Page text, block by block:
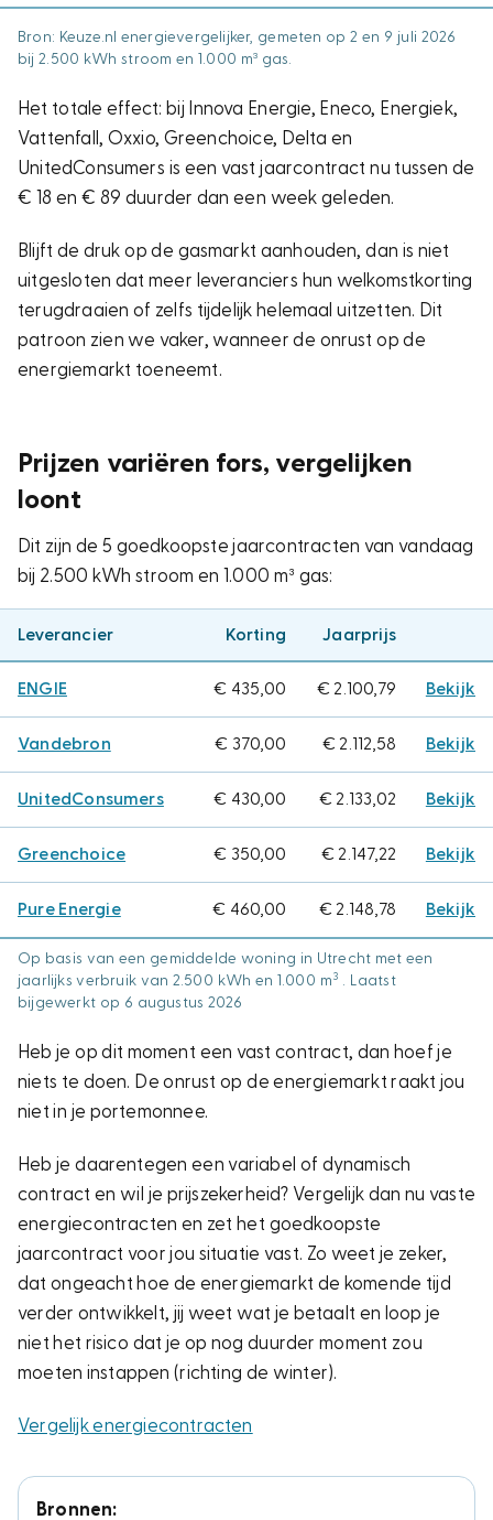
Bron: Keuze.nl energievergelijker, gemeten op 2 en 9 juli 2026
bij 2.500 kWh stroom en 1.000 m³ gas.
Het totale effect: bij Innova Energie, Eneco, Energiek,
Vattenfall, Oxxio, Greenchoice, Delta en
UnitedConsumers is een vast jaarcontract nu tussen de
€ 18 en € 89 duurder dan een week geleden.
Blijft de druk op de gasmarkt aanhouden, dan is niet
uitgesloten dat meer leveranciers hun welkomstkorting
terugdraaien of zelfs tijdelijk helemaal uitzetten. Dit
patroon zien we vaker, wanneer de onrust op de
energiemarkt toeneemt.
Prijzen variëren fors, vergelijken
loont
Dit zijn de 5 goedkoopste jaarcontracten van vandaag
bij 2.500 kWh stroom en 1.000 m³ gas:
Leverancier Korting Jaarprijs
ENGIE € 435,00 € 2.100,79 Bekijk
Vandebron € 370,00 € 2.112,58 Bekijk
UnitedConsumers € 430,00 € 2.133,02 Bekijk
Greenchoice € 350,00 € 2.147,22 Bekijk
Pure Energie € 460,00 € 2.148,78 Bekijk
Op basis van een gemiddelde woning in Utrecht met een
jaarlijks verbruik van 2.500 kWh en 1.000 m 3. Laatst
bijgewerkt op 6 augustus 2026
Heb je op dit moment een vast contract, dan hoef je
niets te doen. De onrust op de energiemarkt raakt jou
niet in je portemonnee.
Heb je daarentegen een variabel of dynamisch
contract en wil je prijszekerheid? Vergelijk dan nu vaste
energiecontracten en zet het goedkoopste
jaarcontract voor jou situatie vast. Zo weet je zeker,
dat ongeacht hoe de energiemarkt de komende tijd
verder ontwikkelt, jij weet wat je betaalt en loop je
niet het risico dat je op nog duurder moment zou
moeten instappen (richting de winter).
Vergelijk energiecontracten
Bronnen: